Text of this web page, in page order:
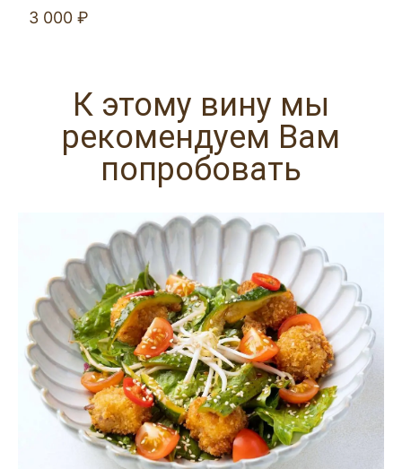
3 000 ₽
К этому вину мы
рекомендуем Вам
попробовать